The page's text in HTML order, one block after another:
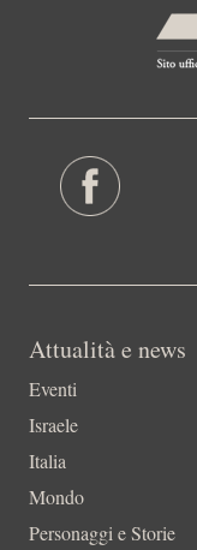
Attualità e news
Eventi
Israele
Italia
Mondo
Personaggi e Storie